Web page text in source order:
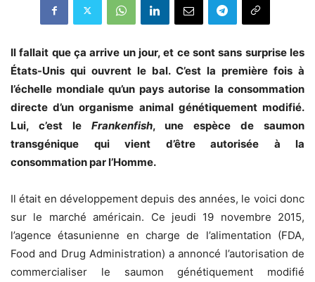
Il fallait que ça arrive un jour, et ce sont sans surprise les
États-Unis qui ouvrent le bal. C’est la première fois à
l’échelle mondiale qu’un pays autorise la consommation
directe d’un organisme animal génétiquement modifié.
Lui, c’est le Frankenfish, une espèce de saumon
transgénique qui vient d’être autorisée à la
consommation par l’Homme.
Il était en développement depuis des années, le voici donc
sur le marché américain. Ce jeudi 19 novembre 2015,
l’agence étasunienne en charge de l’alimentation (FDA,
Food and Drug Administration) a annoncé l’autorisation de
commercialiser le saumon génétiquement modifié